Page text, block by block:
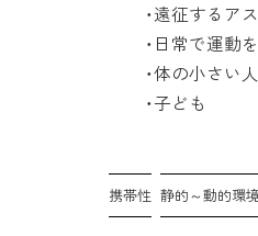
・遠征するア
・日常で運動
・体の小さい人
・子ども
携帯性 静的～動的環